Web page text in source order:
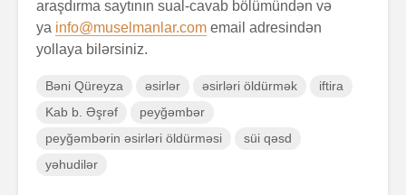
araşdırma saytının sual-cavab bölümündən və
ya info@muselmanlar.com email adresindən
yollaya bilərsiniz.
Bəni Qüreyza əsirlər əsirləri öldürmək
iftira
Kab b. Əşrəf
peyğəmbər
peyğəmbərin əsirləri öldürməsi
süi qəsd
yəhudilər